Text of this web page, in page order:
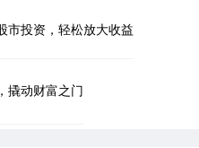
市投资，轻松放大收益
撬动财富之门